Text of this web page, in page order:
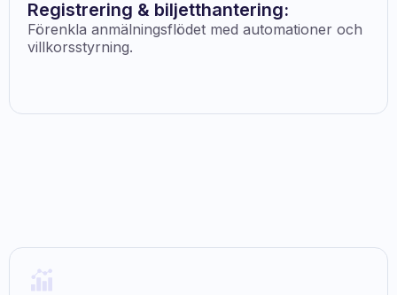
Registrering & biljetthantering:
Förenkla anmälningsflödet med automationer och
villkorsstyrning.